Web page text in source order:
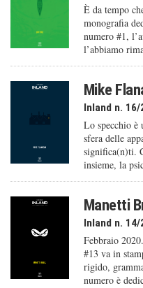
È da tempo
monografia
numero #1,
l’abbiamo
Mike
Inland n. 16/
Lo specchio è
sfera delle
significa(n)ti.
insieme, la
Manetti
Inland n. 14/
Febbraio
#13 va in
rigido,
numero è